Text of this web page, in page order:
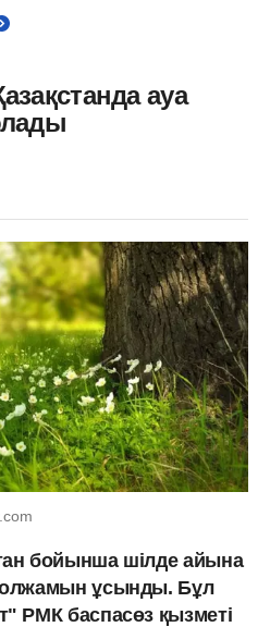
ауа
бойынша шілде айына
ұсынды. Бұл
РМК баспасөз қызметі